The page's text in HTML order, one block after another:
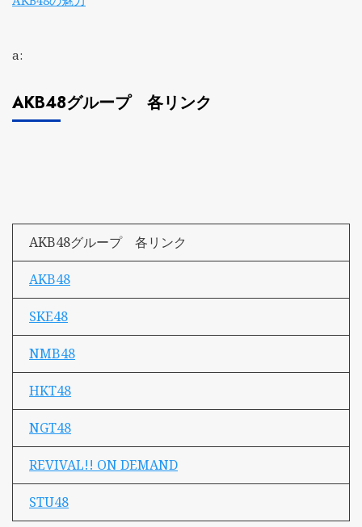
a:
AKB48グループ 各リンク
AKB48グループ 各リンク
AKB48
SKE48
NMB48
HKT48
NGT48
REVIVAL!! ON DEMAND
STU48